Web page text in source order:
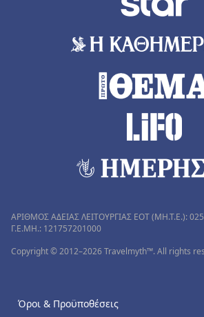
ΑΡΙΘΜΟΣ ΑΔΕΙΑΣ ΛΕΙΤΟΥΡΓΙΑΣ ΕΟΤ (MH.T.E.):
Γ.Ε.ΜΗ.: 121757201000
Copyright © 2012–2026 Travelmyth™. All rights
Όροι & Προϋποθέσεις